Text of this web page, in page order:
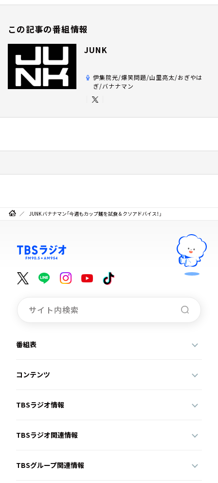
この記事の番組情報
JUNK
伊集院光/爆笑問題/山里亮太/おぎやは
ぎ/バナナマン
JUNK バナナマン「今週もカップ麺を試食＆クソアドバイス！」
番組表
コンテンツ
TBSラジオ情報
TBSラジオ関連情報
TBSグループ関連情報